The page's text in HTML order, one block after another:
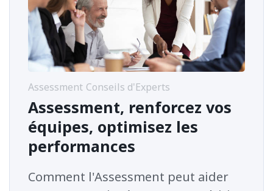
Assessment Conseils d'Experts
Assessment, renforcez vos
équipes, optimisez les
performances
Comment l'Assessment peut aider